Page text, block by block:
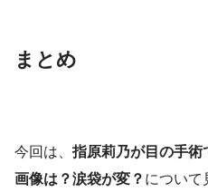
まとめ
今回は、 指原莉乃が目の手術
画像は？涙袋が変？ について